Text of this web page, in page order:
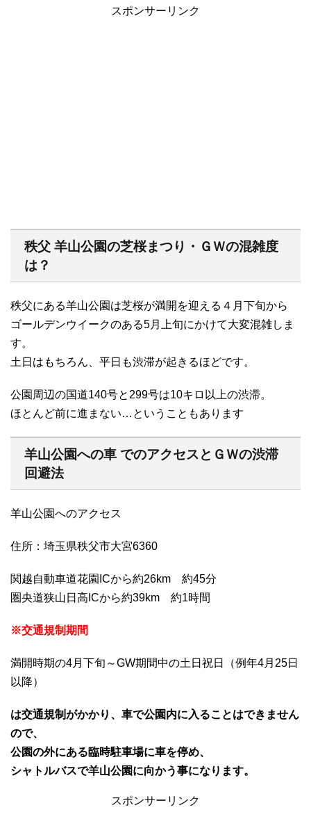
スポンサーリンク
秩父 羊山公園の芝桜まつり・ＧＷの混雑度
は？
秩父にある羊山公園は芝桜が満開を迎える４月下旬から
ゴールデンウイークのある5月上旬にかけて大変混雑しま
す。
土日はもちろん、平日も渋滞が起きるほどです。
公園周辺の国道140号と299号は10キロ以上の渋滞。
ほとんど前に進まない…ということもあります
羊山公園への車 でのアクセスとＧＷの渋滞
回避法
羊山公園へのアクセス
住所：埼玉県秩父市大宮6360
関越自動車道花園ICから約26km 約45分
圏央道狭山日高ICから約39km 約1時間
※交通規制期間
満開時期の4月下旬～GW期間中の土日祝日（例年4月25日
以降）
は交通規制がかかり、車で公園内に入ることはできません
ので、
公園の外にある臨時駐車場に車を停め、
シャトルバスで羊山公園に向かう事になります。
スポンサーリンク